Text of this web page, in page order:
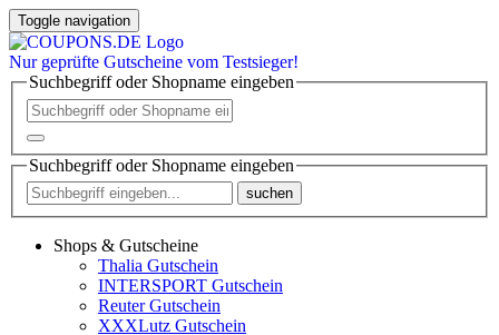
Toggle navigation
Nur geprüfte Gutscheine vom Testsieger!
Suchbegriff oder Shopname eingeben
Suchbegriff oder Shopname eingeben
suchen
Shops & Gutscheine
Thalia Gutschein
INTERSPORT Gutschein
Reuter Gutschein
XXXLutz Gutschein